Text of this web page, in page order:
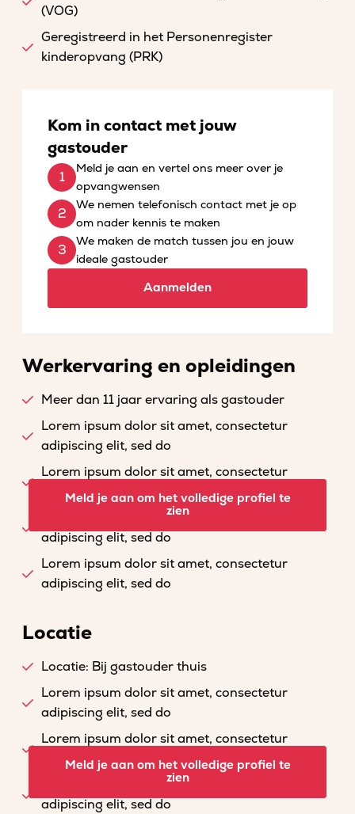
(VOG)
Geregistreerd in het Personenregister
kinderopvang (PRK)
Kom in contact met jouw
gastouder
Meld je aan en vertel ons meer over je
opvangwensen
We nemen telefonisch contact met je op
om nader kennis te maken
We maken de match tussen jou en jouw
ideale gastouder
Aanmelden
Werkervaring en opleidingen
Meer dan 11 jaar ervaring als gastouder
Lorem ipsum dolor sit amet, consectetur
adipiscing elit, sed do
Lorem ipsum dolor sit amet, consectetur
adipiscing elit, sed do
Lorem ipsum dolor sit amet, consectetur
adipiscing elit, sed do
Lorem ipsum dolor sit amet, consectetur
adipiscing elit, sed do
Meld je aan om het volledige profiel te
zien
Locatie
Locatie: Bij gastouder thuis
Lorem ipsum dolor sit amet, consectetur
adipiscing elit, sed do
Lorem ipsum dolor sit amet, consectetur
adipiscing elit, sed do
Lorem ipsum dolor sit amet, consectetur
adipiscing elit, sed do
Meld je aan om het volledige profiel te
zien